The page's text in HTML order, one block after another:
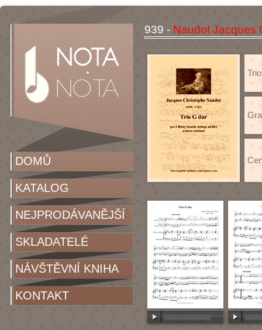
DOMŮ
KATALOG
NEJPRODÁVANĚJŠÍ
SKLADATELÉ
NÁVŠTĚVNÍ KNIHA
KONTAKT
939 - Naudot Jacques